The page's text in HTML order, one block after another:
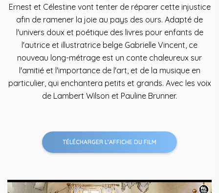
Ernest et Célestine vont tenter de réparer cette injustice
afin de ramener la joie au pays des ours. Adapté de
l'univers doux et poétique des livres pour enfants de
l'autrice et illustratrice belge Gabrielle Vincent, ce
nouveau long-métrage est un conte chaleureux sur
l'amitié et l'importance de l'art, et de la musique en
particulier, qui enchantera petits et grands. Avec les voix
de Lambert Wilson et Pauline Brunner.
TÉLÉCHARGER L’AFFICHE DU FILM